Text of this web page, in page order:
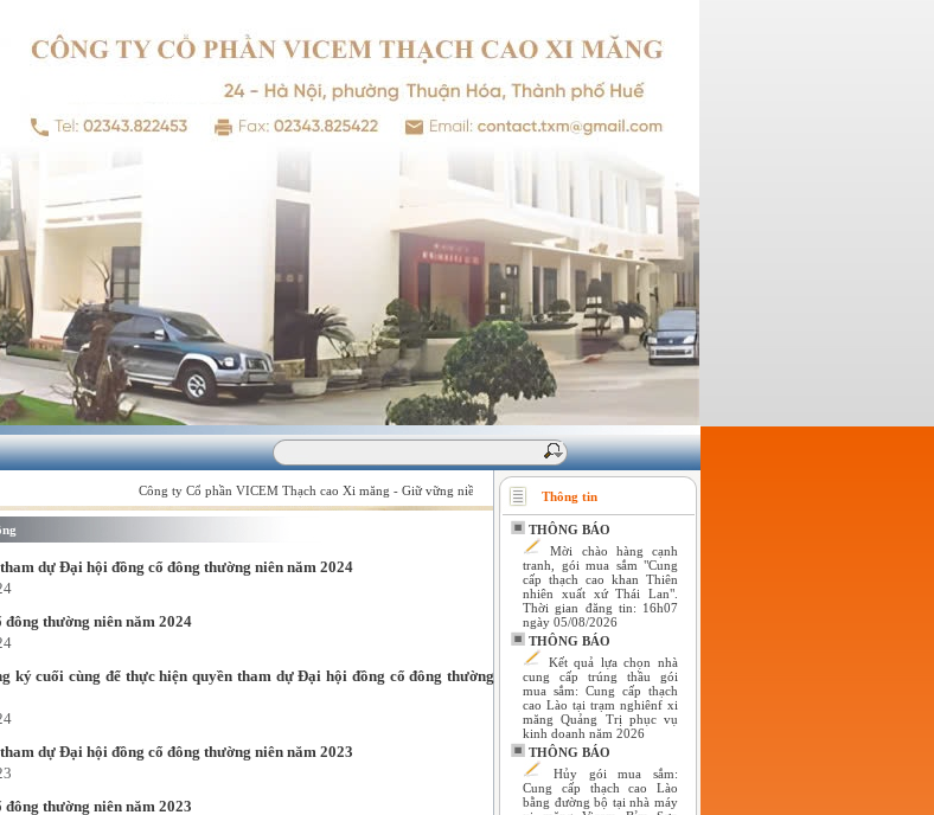
Công ty Cổ phần VICEM Thạch cao Xi măng - Giữ vững niềm tin của khách hàng !
dự Đại hội đồng cổ đông thường niên năm 2024
thường niên năm 2024
ký cuối cùng để thực hiện quyền tham dự Đại hội đồng cổ đông thường
dự Đại hội đồng cổ đông thường niên năm 2023
thường niên năm 2023
Thông tin
THÔNG BÁO
Mời chào hàng cạnh
tranh, gói mua sắm "Cung
cấp thạch cao khan Thiên
nhiên xuất xứ Thái Lan".
Thời gian đăng tin: 16h07
ngày 05/08/2026
THÔNG BÁO
Kết quả lựa chọn nhà
cung cấp trúng thầu gói
mua sắm: Cung cấp thạch
cao Lào tại trạm nghiênf xi
măng Quảng Trị phục vụ
kinh doanh năm 2026
THÔNG BÁO
Hủy gói mua sắm:
Cung cấp thạch cao Lào
bằng đường bộ tại nhà máy